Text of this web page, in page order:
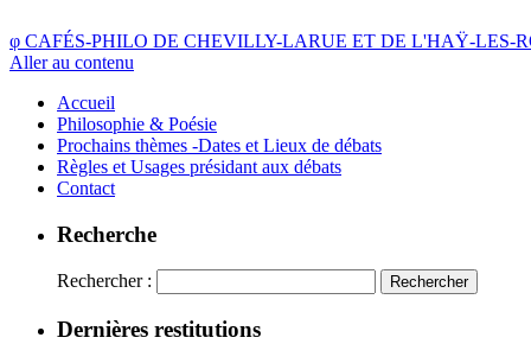
φ CAFÉS-PHILO DE CHEVILLY-LARUE ET DE L'HAŸ-LES-
Aller au contenu
Accueil
Philosophie & Poésie
Prochains thèmes -Dates et Lieux de débats
Règles et Usages présidant aux débats
Contact
Recherche
Rechercher :
Dernières restitutions